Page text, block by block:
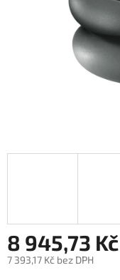
8 945,73 Kč
7 393,17 Kč bez DPH